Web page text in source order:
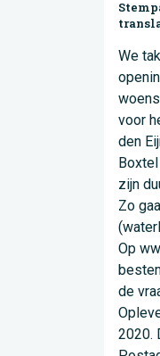
We take no responsibility for the accuracy of the translation. Informatie over corona Laatste nieuws (Financiële) hulp Onze dienstverlening Speciale openingstijden kwetsbare inwoners Je kunt ons bellen via (0411) 65 59 11 Ik ben op zoek naar Achter den Eijngel Home Projecten Achter den Eijngel Op woensdag 19 juli 2017 hebben de gemeente Boxtel, Janssen de Jong Projectontwikkeling en Hazenberg Bouw een anterieure